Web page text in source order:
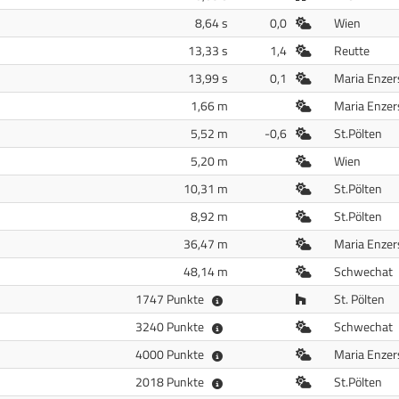
8,64 s
0,0 FreiluftWien
13,33 s
1,4 FreiluftReutte
13,99 s
0,1 FreiluftMaria
1,66 m
FreiluftMaria
5,52 m
-0,6 FreiluftSt.Pölten
5,20 m
FreiluftWien
10,31 m
FreiluftSt.Pölten
8,92 m
FreiluftSt.Pölten
36,47 m
FreiluftMaria
48,14 m
FreiluftSchwechat
1747 Punkte
Halle
St. Pölten
3240 Punkte
FreiluftSchwechat
4000 Punkte
FreiluftMaria
2018 Punkte
FreiluftSt.Pölten